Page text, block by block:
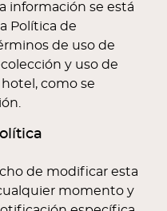
información se está
Política de
de uso de
y uso de
como se
de modificar esta
momento y